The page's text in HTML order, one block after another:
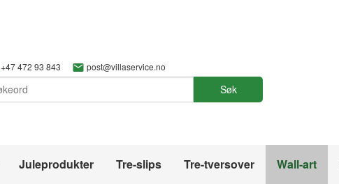
+47 472 93 843 post@villaservice.no
Søk
Juleprodukter Tre-slips Tre-tversover Wall-art